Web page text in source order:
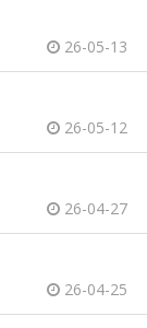
26-05-13
26-05-12
26-04-27
26-04-25